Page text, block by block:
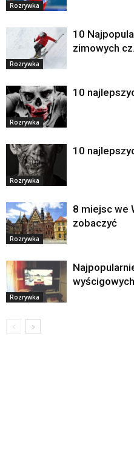
Rozrywka
Rozrywka
10
zimowych
Rozrywka
10
Rozrywka
10
Rozrywka
8 miejsc we
zobaczyć
Rozrywka
wyścigowych